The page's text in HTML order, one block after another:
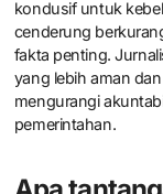
jurnalisme
Ancaman terhadap
mempengaruhi
intimidasi,
investigasi. Hal ini
dalam memilih topik
untuk laporan